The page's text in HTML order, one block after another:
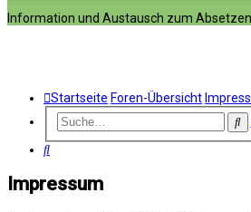
Information und Austausch zum
Startseite Foren-Übersicht
Suche
Impressum